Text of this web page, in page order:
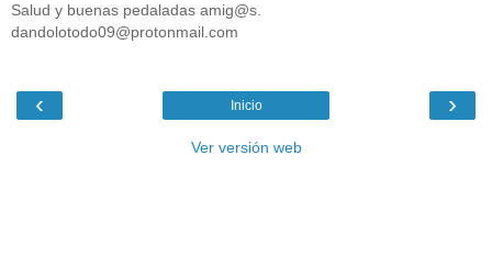
Salud y buenas pedaladas amig@s.
dandolotodo09@protonmail.com
‹ ›
Inicio
Ver versión web